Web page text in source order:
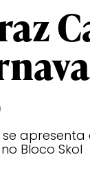
Bloco Skol